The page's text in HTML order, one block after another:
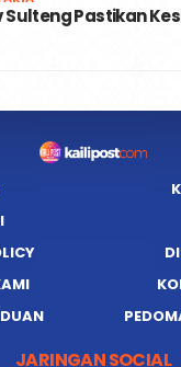
Sulteng Pastikan
JARINGAN SOCIAL